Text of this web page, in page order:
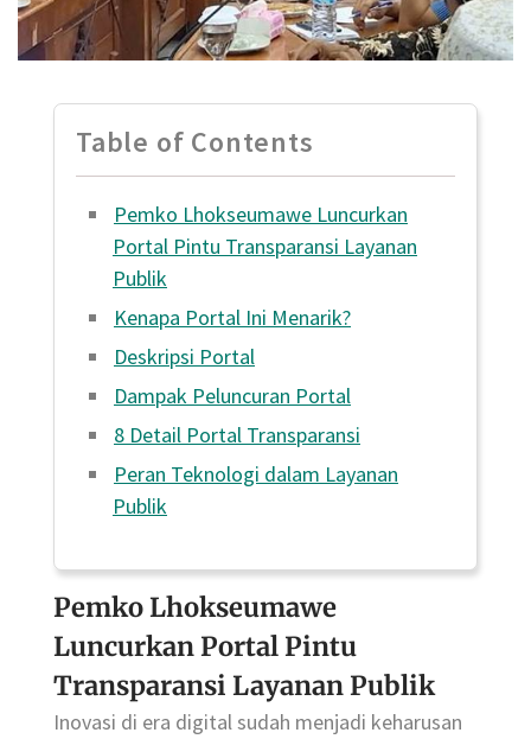
Table of Contents
Pemko Lhokseumawe Luncurkan
Portal Pintu Transparansi Layanan
Publik
Kenapa Portal Ini Menarik?
Deskripsi Portal
Dampak Peluncuran Portal
8 Detail Portal Transparansi
Peran Teknologi dalam Layanan
Publik
Pemko Lhokseumawe
Luncurkan Portal Pintu
Transparansi Layanan Publik
Inovasi di era digital sudah menjadi keharusan